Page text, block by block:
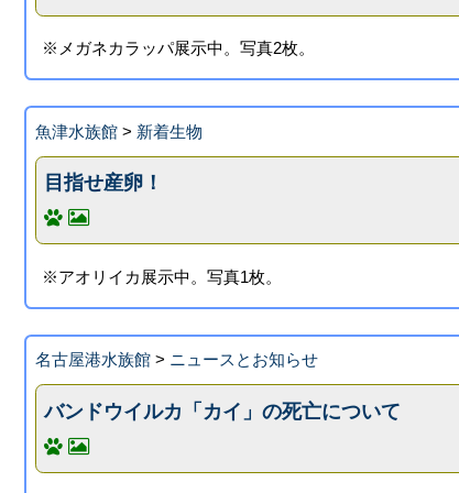
※メガネカラッパ展示中。写真2枚。
魚津水族館 > 新着生物
目指せ産卵！
※アオリイカ展示中。写真1枚。
名古屋港水族館 > ニュースとお知らせ
バンドウイルカ「カイ」の死亡について